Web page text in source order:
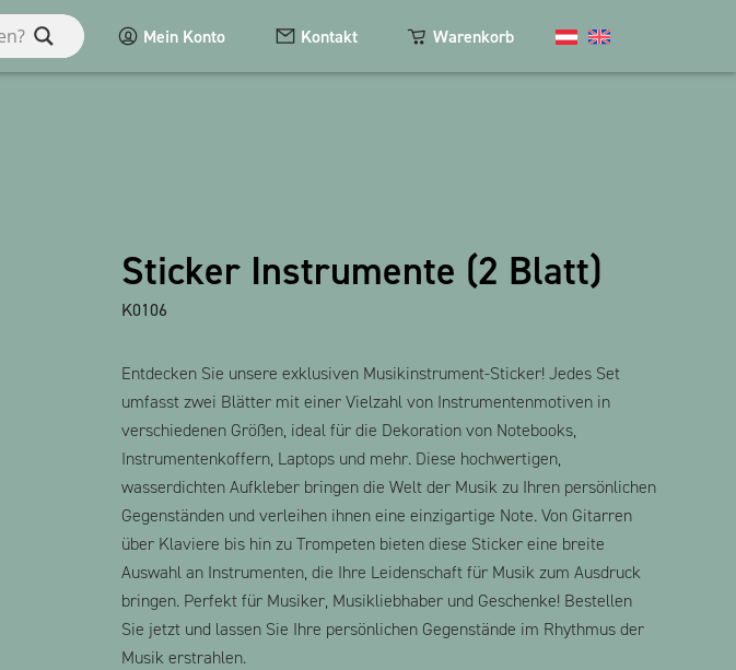
Schlüsselanhänger
Mein Konto Kontakt Warenkorb
Sticker Instrumente (2 Blatt)
K0106
Entdecken Sie unsere exklusiven Musikinstrument-Sticker! Jedes Set
umfasst zwei Blätter mit einer Vielzahl von Instrumentenmotiven in
verschiedenen Größen, ideal für die Dekoration von Notebooks,
Instrumentenkoffern, Laptops und mehr. Diese hochwertigen,
wasserdichten Aufkleber bringen die Welt der Musik zu Ihren persönlichen
Gegenständen und verleihen ihnen eine einzigartige Note. Von Gitarren
über Klaviere bis hin zu Trompeten bieten diese Sticker eine breite
Auswahl an Instrumenten, die Ihre Leidenschaft für Musik zum Ausdruck
bringen. Perfekt für Musiker, Musikliebhaber und Geschenke! Bestellen
Sie jetzt und lassen Sie Ihre persönlichen Gegenstände im Rhythmus der
Musik erstrahlen.